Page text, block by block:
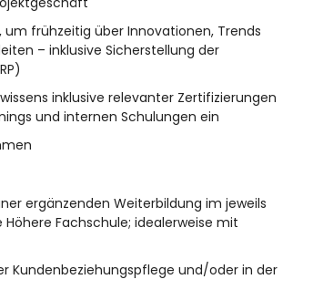
frühzeitig über Innovationen, Trends
– inklusive Sicherstellung der
inklusive relevanter Zertifizierungen
und internen Schulungen ein
ergänzenden Weiterbildung im jeweils
Fachschule; idealerweise mit
Kundenbeziehungspflege und/oder in der